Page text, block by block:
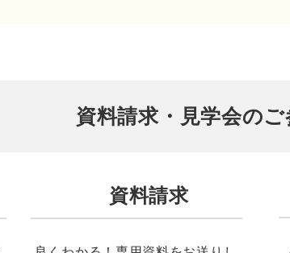
資料請求・見学会の
資料請求